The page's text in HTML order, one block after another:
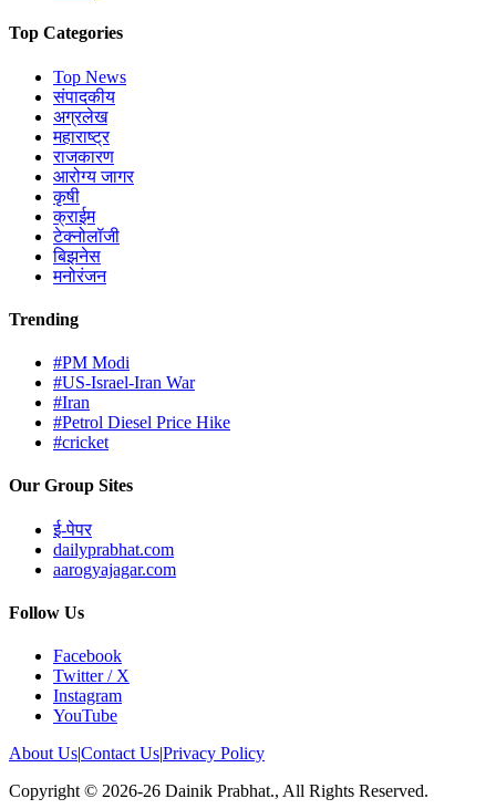
Top Categories
Top News
संपादकीय
अग्रलेख
महाराष्ट्र
राजकारण
आरोग्य जागर
कृषी
क्राईम
टेक्नोलॉजी
बिझनेस
मनोरंजन
Trending
#PM Modi
#US-Israel-Iran War
#Iran
#Petrol Diesel Price Hike
#cricket
Our Group Sites
ई-पेपर
dailyprabhat.com
aarogyajagar.com
Follow Us
Facebook
Twitter / X
Instagram
YouTube
About Us|Contact Us|Privacy Policy
Copyright © 2026-26 Dainik Prabhat., All Rights Reserved.